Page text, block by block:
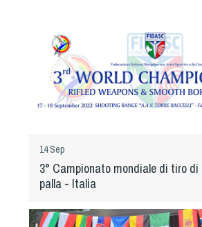
14 Sep
3° Campionato mondiale di tiro
palla - Italia